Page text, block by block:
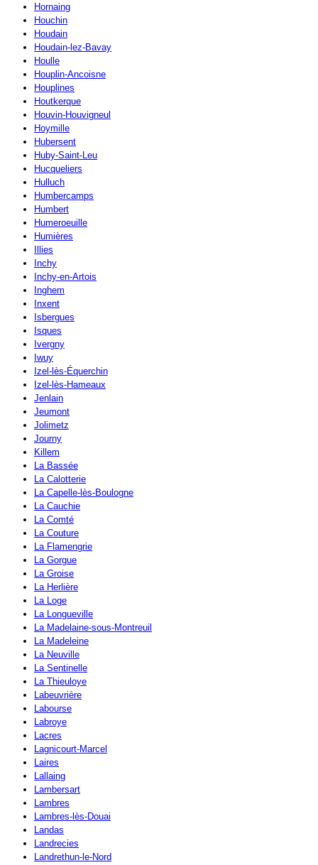
Hornaing
Houchin
Houdain
Houdain-lez-Bavay
Houlle
Houplin-Ancoisne
Houplines
Houtkerque
Houvin-Houvigneul
Hoymille
Hubersent
Huby-Saint-Leu
Hucqueliers
Hulluch
Humbercamps
Humbert
Humeroeuille
Humières
Illies
Inchy
Inchy-en-Artois
Inghem
Inxent
Isbergues
Isques
Ivergny
Iwuy
Izel-lès-Équerchin
Izel-lès-Hameaux
Jenlain
Jeumont
Jolimetz
Journy
Killem
La Bassée
La Calotterie
La Capelle-lès-Boulogne
La Cauchie
La Comté
La Couture
La Flamengrie
La Gorgue
La Groise
La Herlière
La Loge
La Longueville
La Madelaine-sous-Montreuil
La Madeleine
La Neuville
La Sentinelle
La Thieuloye
Labeuvrière
Labourse
Labroye
Lacres
Lagnicourt-Marcel
Laires
Lallaing
Lambersart
Lambres
Lambres-lès-Douai
Landas
Landrecies
Landrethun-le-Nord